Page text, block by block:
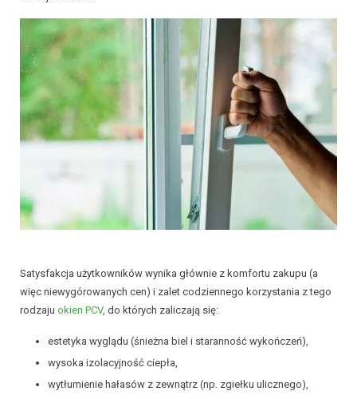
Satysfakcja użytkowników wynika głównie z komfortu zakupu (a
więc niewygórowanych cen) i zalet codziennego korzystania z tego
rodzaju okien PCV, do których zaliczają się:
estetyka wyglądu (śnieżna biel i staranność wykończeń),
wysoka izolacyjność ciepła,
wytłumienie hałasów z zewnątrz (np. zgiełku ulicznego),